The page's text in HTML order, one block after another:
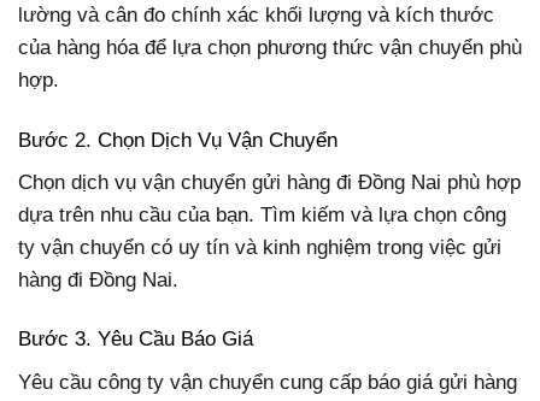
lường và cân đo chính xác khối lượng và kích thước
của hàng hóa để lựa chọn phương thức vận chuyển phù
hợp.
Bước 2. Chọn Dịch Vụ Vận Chuyển
Chọn dịch vụ vận chuyển gửi hàng đi Đồng Nai phù hợp
dựa trên nhu cầu của bạn. Tìm kiếm và lựa chọn công
ty vận chuyển có uy tín và kinh nghiệm trong việc gửi
hàng đi Đồng Nai.
Bước 3. Yêu Cầu Báo Giá
Yêu cầu công ty vận chuyển cung cấp báo giá gửi hàng